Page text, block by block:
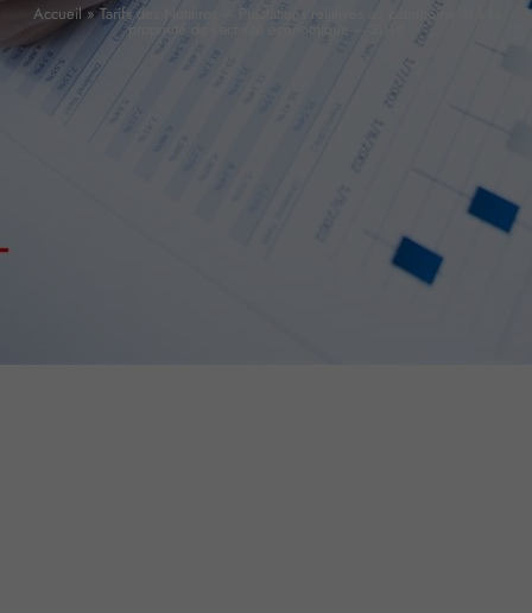
Accueil»Tarifs des Notaires – Prestations relatives au patrimoine et à la
propriété de l’activité économique – 2016